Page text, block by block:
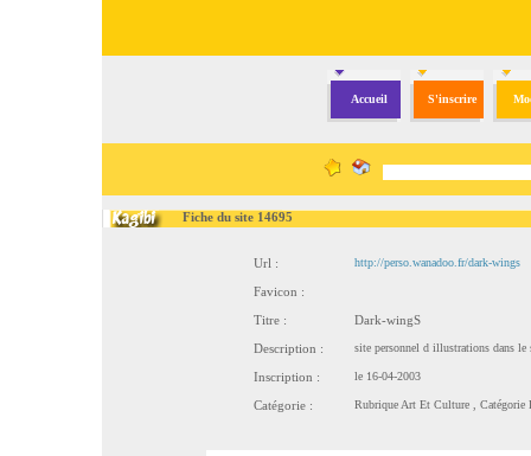
Accueil S'inscrire
Fiche du site 14695
Url : http://perso.wanadoo.fr/dark-wings
Favicon :
Titre :
Dark-wingS
Description :
site personnel d illustrations dans le
Inscription : le 16-04-2003
Catégorie : Rubrique Art Et Culture, Catégorie